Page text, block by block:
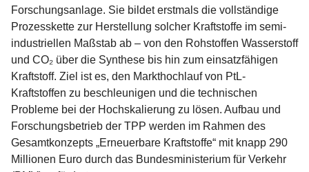
Forschungsanlage. Sie bildet erstmals die vollständige
Prozesskette zur Herstellung solcher Kraftstoffe im semi-
industriellen Maßstab ab – von den Rohstoffen Wasserstoff
und CO₂ über die Synthese bis hin zum einsatzfähigen
Kraftstoff. Ziel ist es, den Markthochlauf von PtL-
Kraftstoffen zu beschleunigen und die technischen
Probleme bei der Hochskalierung zu lösen. Aufbau und
Forschungsbetrieb der TPP werden im Rahmen des
Gesamtkonzepts „Erneuerbare Kraftstoffe“ mit knapp 290
Millionen Euro durch das Bundesministerium für Verkehr